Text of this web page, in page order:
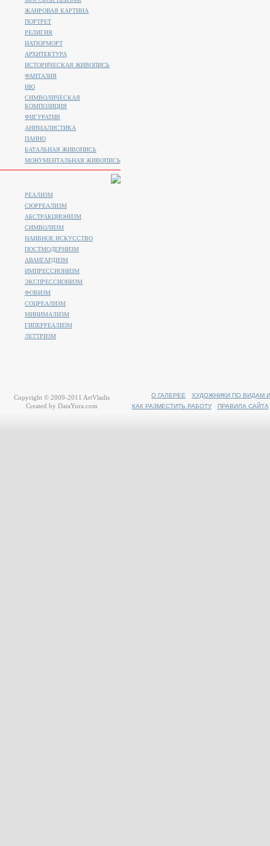
ЖАНРОВАЯ КАРТИНА
ПОРТРЕТ
РЕЛИГИЯ
НАТЮРМОРТ
АРХИТЕКТУРА
ИСТОРИЧЕСКАЯ ЖИВОПИСЬ
ФАНТАЗИЯ
НЮ
СИМВОЛИЧЕСКАЯ
КОМПОЗИЦИЯ
ФИГУРАТИВ
АНИМАЛИСТИКA
ПАННО
БАТАЛЬНАЯ ЖИВОПИСЬ
МОНУМЕНТАЛЬНАЯ ЖИВОПИСЬ
РЕАЛИЗМ
СЮРРЕАЛИЗМ
АБСТРАКЦИОНИЗМ
СИМВОЛИЗМ
НАИВНОЕ ИСКУССТВО
ПОСТМОДЕРНИЗМ
АВАНГАРДИЗМ
ИМПРЕССИОНИЗМ
ЭКСПРЕССИОНИЗМ
ФОВИЗМ
СОЦРЕАЛИЗМ
МИНИМАЛИЗМ
ГИПЕРРЕАЛИЗМ
ЛЕТТРИЗМ
О ГАЛЕРЕЕ
ХУДОЖНИКИ ПО ВИДАМ
КАК РАЗМЕСТИТЬ РАБОТУ
ПРАВИЛА САЙТА
Copyright © 2009-2011 ArtVladis
Created by DataYura.com